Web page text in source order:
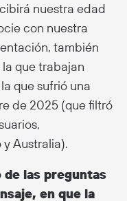
nuestra edad
con nuestra
también
que trabajan
que sufrió una
de 2025 (que filtró
Australia).
las preguntas
en que la